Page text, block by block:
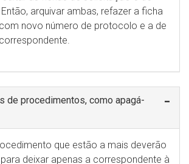
arquivar ambas, refazer a ficha
novo número de protocolo e a de
de procedimentos, como apagá-
que estão a mais deverão
deixar apenas a correspondente à